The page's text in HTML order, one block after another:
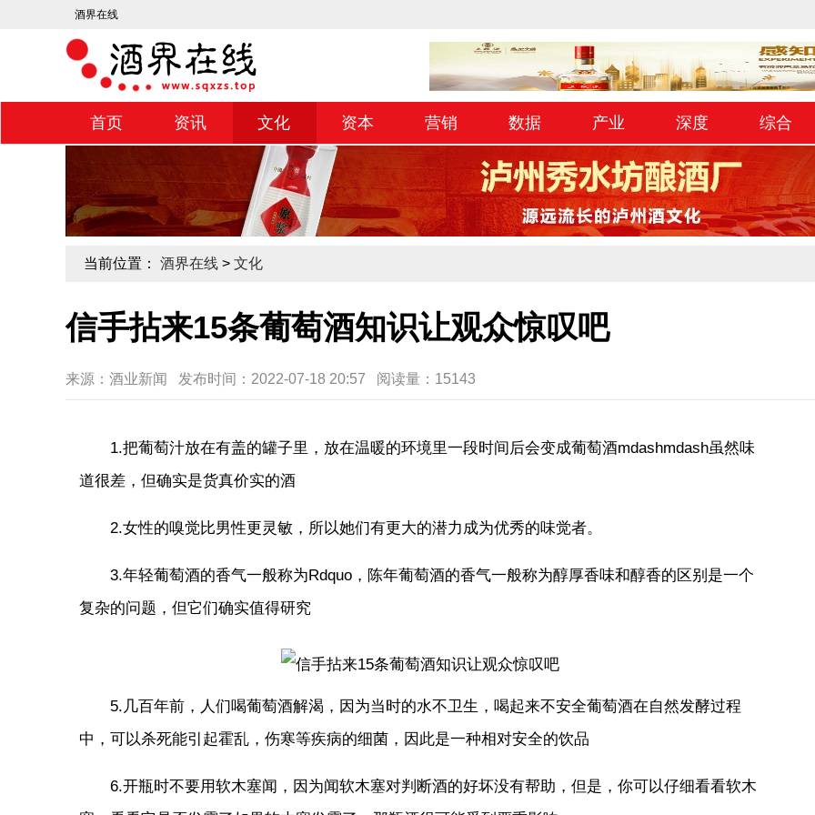
酒界在线
首页 资讯 文化 资本 营销 数据 产业 深度 综合
当前位置： 酒界在线 > 文化
信手拈来15条葡萄酒知识让观众惊叹吧
来源：酒业新闻 发布时间：2022-07-18 20:57 阅读量：15143
1.把葡萄汁放在有盖的罐子里，放在温暖的环境里一段时间后会变成葡萄酒mdashmdash虽然味
道很差，但确实是货真价实的酒
2.女性的嗅觉比男性更灵敏，所以她们有更大的潜力成为优秀的味觉者。
3.年轻葡萄酒的香气一般称为Rdquo，陈年葡萄酒的香气一般称为醇厚香味和醇香的区别是一个
复杂的问题，但它们确实值得研究
5.几百年前，人们喝葡萄酒解渴，因为当时的水不卫生，喝起来不安全葡萄酒在自然发酵过程
中，可以杀死能引起霍乱，伤寒等疾病的细菌，因此是一种相对安全的饮品
6.开瓶时不要用软木塞闻，因为闻软木塞对判断酒的好坏没有帮助，但是，你可以仔细看看软木